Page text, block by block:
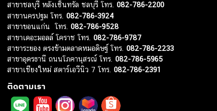
สาขาชลบุรี หลังเซ็นทรัล ชลบุรี โทร. 082-786-2200
สาขานครปฐม โทร. 082-786-3924
สาขาขอนแก่น โทร. 082-786-9528
สาขาเดอะมอลล์ โคราช โทร. 082-786-9787
สาขาระยอง ตรงข้ามตลาดหมอดิษฐ์ โทร. 082-786-2233
สาขาอุดรธานี ถนนโภคานุสรณ์ โทร. 082-786-5965
สาขาเชียงใหม่ สตาร์เอวีนิว 7 โทร. 082-786-2391
ติดตามเรา